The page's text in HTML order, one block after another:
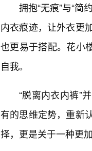
拥抱“无痕”与“
内衣痕迹，让外衣更
也更易于搭配。花小
自我。
“脱离内衣内裤”
有的思维定势，重新
择，更是关于一种更